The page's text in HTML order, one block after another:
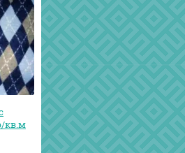
кв.м